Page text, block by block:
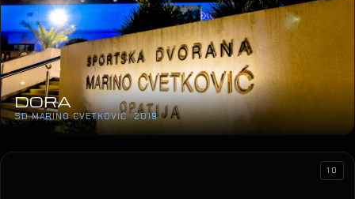
DORA
SD MARINO CVETKOVIĆ · 2019
10